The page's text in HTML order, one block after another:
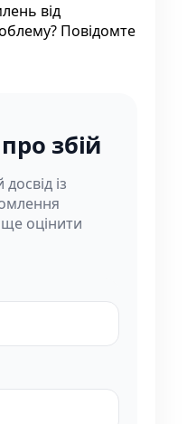
від
Повідомте
збій
із
оцінити